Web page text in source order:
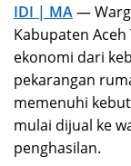
IDI | MA—
Kabupaten
ekonomi dari
pekarangan
memenuhi
mulai dijual ke
penghasilan.